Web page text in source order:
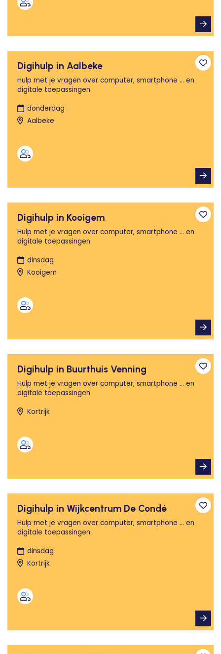
Digihulp in Aalbeke
Hulp met je vragen over computer, smartphone ... en
digitale toepassingen
donderdag
Aalbeke
Digihulp in Kooigem
Hulp met je vragen over computer, smartphone ... en
digitale toepassingen
dinsdag
Kooigem
Digihulp in Buurthuis Venning
Hulp met je vragen over computer, smartphone ... en
digitale toepassingen
Kortrijk
Digihulp in Wijkcentrum De Condé
Hulp met je vragen over computer, smartphone ... en
digitale toepassingen.
dinsdag
Kortrijk